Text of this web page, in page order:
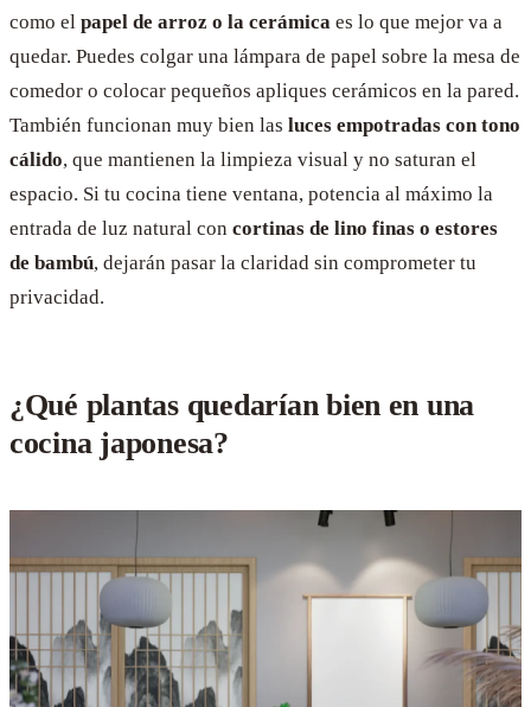
como el papel de arroz o la cerámica es lo que mejor va a
quedar. Puedes colgar una lámpara de papel sobre la mesa de
comedor o colocar pequeños apliques cerámicos en la pared.
También funcionan muy bien las luces empotradas con tono
cálido, que mantienen la limpieza visual y no saturan el
espacio. Si tu cocina tiene ventana, potencia al máximo la
entrada de luz natural con cortinas de lino finas o estores
de bambú, dejarán pasar la claridad sin comprometer tu
privacidad.
¿Qué plantas quedarían bien en una
cocina japonesa?